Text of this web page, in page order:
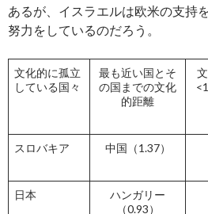
あるが、イスラエルは欧米の支持
努力をしているのだろう。
文化的に孤立
している国々
最も近い国とそ
の国までの文化
的距離
スロバキア 中国（1.37）
日本
ハンガリー
（0.93）